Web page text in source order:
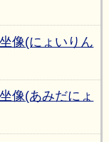
像(にょいりん
像(あみだにょ